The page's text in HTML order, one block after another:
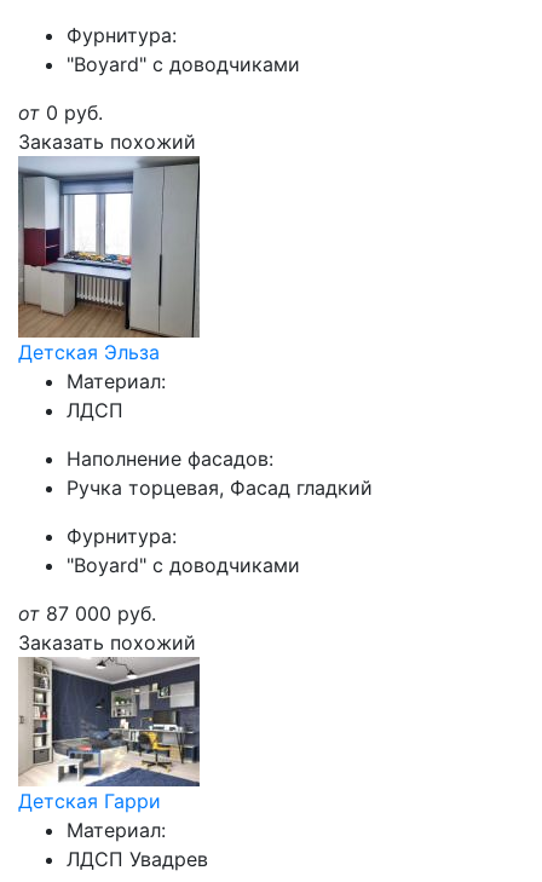
Фурнитура:
"Boyard" с доводчиками
от 0 руб.
Заказать похожий
Детская Эльза
Материал:
ЛДСП
Наполнение фасадов:
Ручка торцевая, Фасад гладкий
Фурнитура:
"Boyard" с доводчиками
от 87 000 руб.
Заказать похожий
Детская Гарри
Материал:
ЛДСП Увадрев